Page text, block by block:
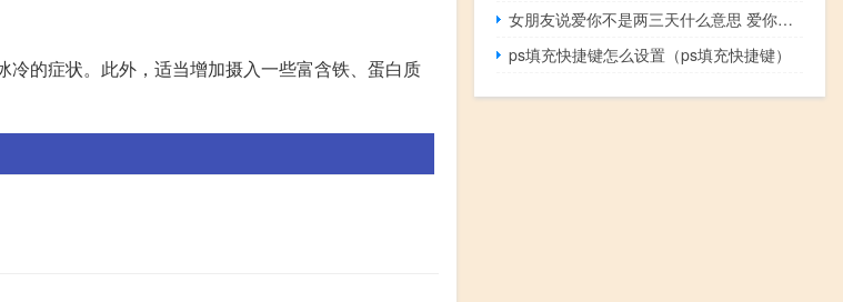
的症状。此外，适当增加摄入一些富含铁、蛋白质
女朋友说爱你不是两三天什么意思 爱你不是两三天歌曲
ps填充快捷键怎么设置（ps填充快捷键）